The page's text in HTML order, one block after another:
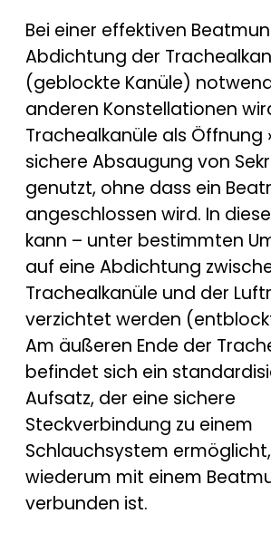
Bei einer effektiven
Abdichtung der
(geblockte Kanüle)
anderen Konstellationen
Trachealkanüle als Öffnung
sichere Absaugung von
genutzt, ohne dass ein
angeschlossen wird. In
kann – unter bestimmten
auf eine Abdichtung
Trachealkanüle und der
verzichtet werden
Am äußeren Ende der
befindet sich ein
Aufsatz, der eine sichere
Steckverbindung zu einem
Schlauchsystem
wiederum mit einem
verbunden ist.